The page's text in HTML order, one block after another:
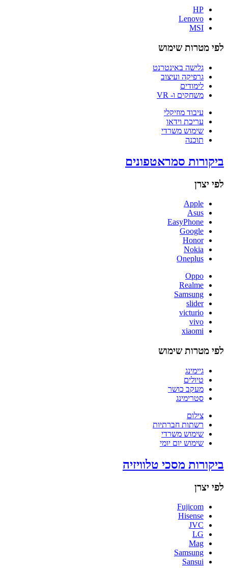
HP
Lenovo
MSI
לפי מטרות שימוש
גלישה באינטרנט
גרפיקה ועיצוב
לימודים
משחקים ו- VR
עיבוד מוזיקלי
עריכת וידאו
שימוש משרדי
תוכנה
ביקורות סמראטפונים
לפי יצרן
Apple
Asus
EasyPhone
Google
Honor
Nokia
Oneplus
Oppo
Realme
Samsung
slider
victurio
vivo
xiaomi
לפי מטרות שימוש
גיימינג
טיולים
מעקב כושר
סטרימינג
צילום
רשתות חברתיות
שימוש משרדי
שימוש יום יומי
ביקורות מסכי טלוויזיה
לפי יצרן
Fujicom
Hisense
JVC
LG
Mag
Samsung
Sansui